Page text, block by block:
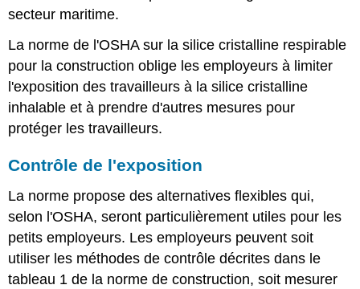
secteur maritime.
La norme de l'OSHA sur la silice cristalline respirable
pour la construction oblige les employeurs à limiter
l'exposition des travailleurs à la silice cristalline
inhalable et à prendre d'autres mesures pour
protéger les travailleurs.
Contrôle de l'exposition
La norme propose des alternatives flexibles qui,
selon l'OSHA, seront particulièrement utiles pour les
petits employeurs. Les employeurs peuvent soit
utiliser les méthodes de contrôle décrites dans le
tableau 1 de la norme de construction, soit mesurer